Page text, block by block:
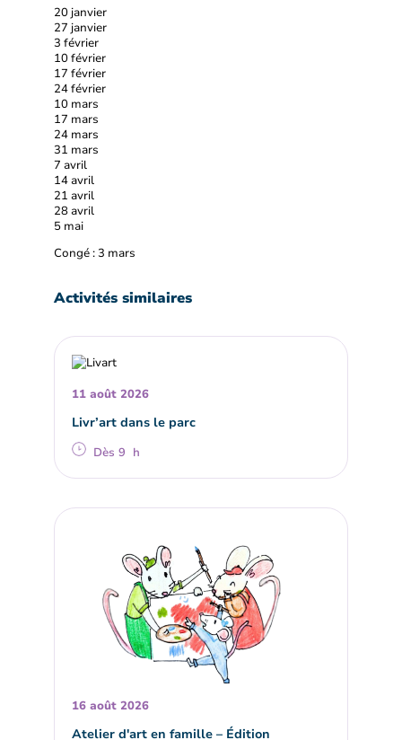
20 janvier
27 janvier
3 février
10 février
17 février
24 février
10 mars
17 mars
24 mars
31 mars
7 avril
14 avril
21 avril
28 avril
5 mai
Congé : 3 mars
Activités similaires
11 août 2026
Livr’art dans le parc
Dès 9 h
16 août 2026
Atelier d'art en famille – Édition